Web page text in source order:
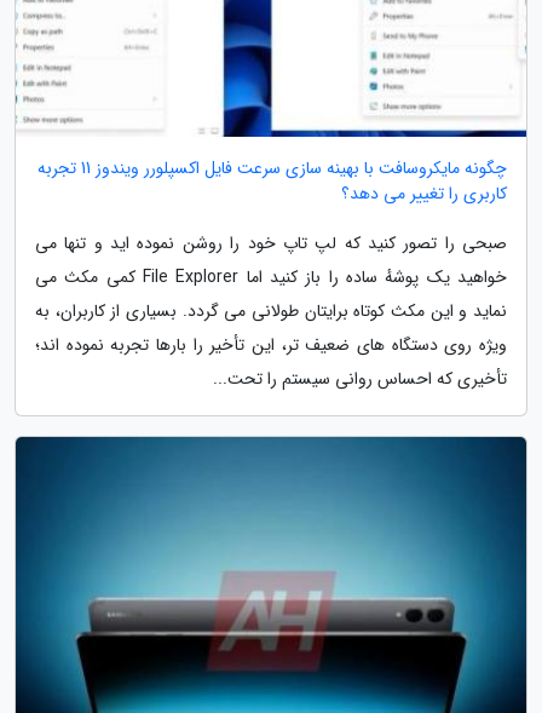
چگونه مایکروسافت با بهینه سازی سرعت فایل اکسپلورر ویندوز 11 تجربه
کاربری را تغییر می دهد؟
صبحی را تصور کنید که لپ تاپ خود را روشن نموده اید و تنها می
خواهید یک پوشهٔ ساده را باز کنید اما File Explorer کمی مکث می
نماید و این مکث کوتاه برایتان طولانی می گردد. بسیاری از کاربران، به
ویژه روی دستگاه های ضعیف تر، این تأخیر را بارها تجربه نموده اند؛
تأخیری که احساس روانی سیستم را تحت...